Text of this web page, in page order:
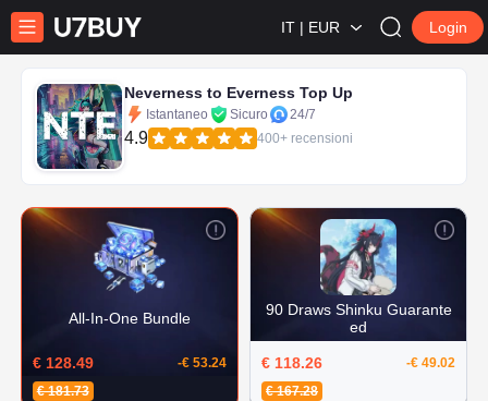
IT | EUR Login
Neverness to Everness Top Up
Istantaneo Sicuro 24/7
4.9 400+ recensioni
All-In-One Bundle
€ 128.49
-€ 53.24
€ 181.73
90 Draws Shinku Guarante
ed
€ 118.26
-€ 49.02
€ 167.28